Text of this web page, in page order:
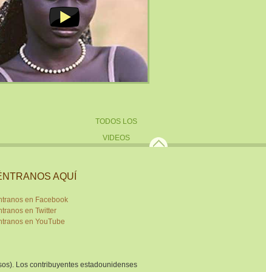
TODOS LOS
VIDEOS
AQUÍ
Los contribuyentes estadounidenses